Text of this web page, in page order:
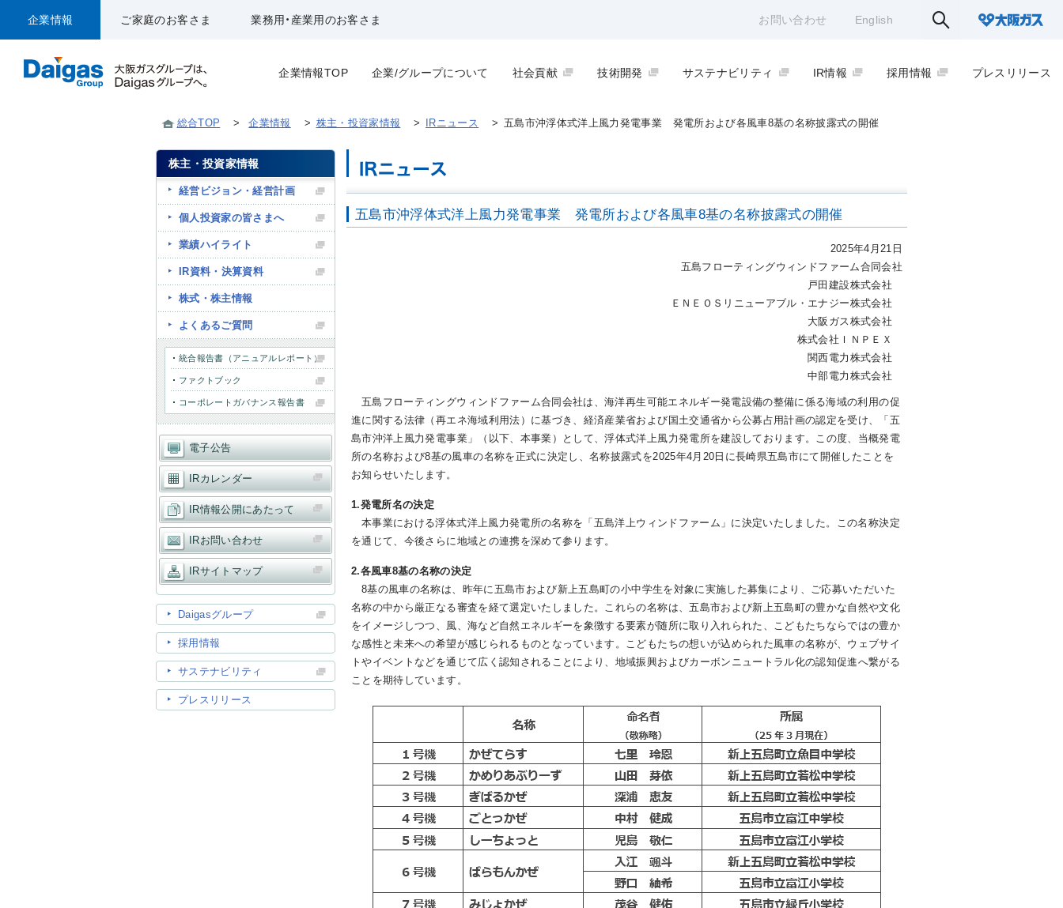
企業情報 ご家庭のお客さま 業務用・産業用のお客さま お問い合わせ English
企業情報TOP 企業/グループについて 社会貢献 技術開発 サステナビリティ IR情報 採用情報 プレスリリース
総合TOP > 企業情報 > 株主・投資家情報 > IRニュース > 五島市沖浮体式洋上風力発電事業 発電所および各風車8基の名称披露式の開催
五島市沖浮体式洋上風力発電事業 発電所および各風車8基の名称披露式の開催
2025年4月21日
五島フローティングウィンドファーム合同会社
戸田建設株式会社
ＥＮＥＯＳリニューアブル・エナジー株式会社
大阪ガス株式会社
株式会社ＩＮＰＥＸ
関西電力株式会社
中部電力株式会社
五島フローティングウィンドファーム合同会社は、海洋再生可能エネルギー発電設備の整備に係る海域の利用の促
進に関する法律（再エネ海域利用法）に基づき、経済産業省および国土交通省から公募占用計画の認定を受け、「五
島市沖洋上風力発電事業」（以下、本事業）として、浮体式洋上風力発電所を建設しております。この度、当概発電
所の名称および8基の風車の名称を正式に決定し、名称披露式を2025年4月20日に長崎県五島市にて開催したことを
お知らせいたします。
1.発電所名の決定
本事業における浮体式洋上風力発電所の名称を「五島洋上ウィンドファーム」に決定いたしました。この名称決定
を通じて、今後さらに地域との連携を深めて参ります。
2.各風車8基の名称の決定
8基の風車の名称は、昨年に五島市および新上五島町の小中学生を対象に実施した募集により、ご応募いただいた
名称の中から厳正なる審査を経て選定いたしました。これらの名称は、五島市および新上五島町の豊かな自然や文化
をイメージしつつ、風、海など自然エネルギーを象徴する要素が随所に取り入れられた、こどもたちならではの豊か
な感性と未来への希望が感じられるものとなっています。こどもたちの想いが込められた風車の名称が、ウェブサイ
トやイベントなどを通じて広く認知されることにより、地域振興およびカーボンニュートラル化の認知促進へ繋がる
ことを期待しています。
株主・投資家情報
経営ビジョン・経営計画
個人投資家の皆さまへ
業績ハイライト
IR資料・決算資料
株式・株主情報
よくあるご質問
統合報告書（アニュアルレポート）
ファクトブック
コーポレートガバナンス報告書
電子公告
IRカレンダー
IR情報公開にあたって
IRお問い合わせ
IRサイトマップ
Daigasグループ
採用情報
サステナビリティ
プレスリリース